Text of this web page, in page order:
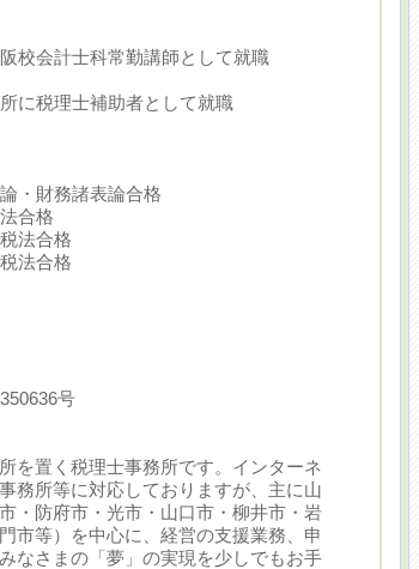
校会計士科常勤講師として就職
に税理士補助者として就職
・財務諸表論合格
合格
法合格
法合格
号
を置く税理士事務所です。インターネ
務所等に対応しておりますが、主に山
・防府市・光市・山口市・柳井市・岩
市等）を中心に、経営の支援業務、申
なさまの「夢」の実現を少しでもお手